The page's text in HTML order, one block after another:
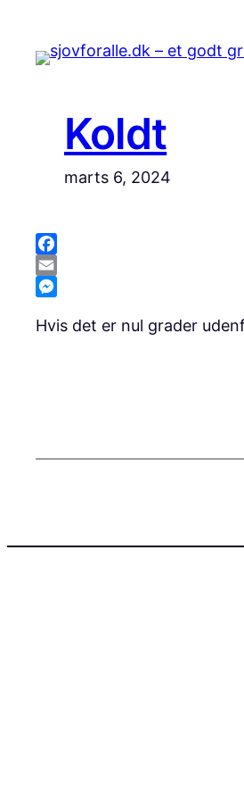
indhold
Koldt
marts 6, 2024
Facebook
Email
Hvis det er nul grader